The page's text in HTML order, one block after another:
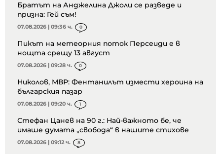
Братът на Анджелина Джоли се разведе и
призна: Гей съм!
07.08.2026 | 09:36 ч. 0
Пикът на метеорния поток Персеиди е в
нощта срещу 13 август
07.08.2026 | 09:28 ч. 0
Николов, МВР: Фентанилът измести хероина на
българския пазар
07.08.2026 | 09:20 ч. 1
Стефан Цанев на 90 г.: Най-важното бе, че
имаше думата „свобода“ в нашите стихове
07.08.2026 | 09:12 ч. 8